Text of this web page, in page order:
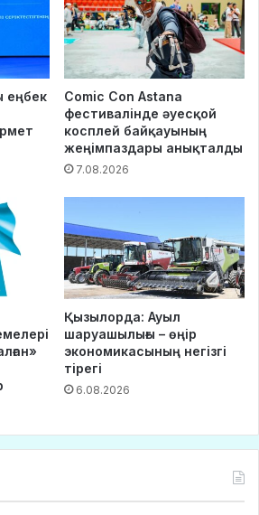
еңбек
Comic Con Astana
фестивалінде әуесқой
косплей байқауының
жеңімпаздары анықталды
7.08.2026
Қызылорда: Ауыл
шаруашылығы – өңір
экономикасының негізгі
тірегі
6.08.2026